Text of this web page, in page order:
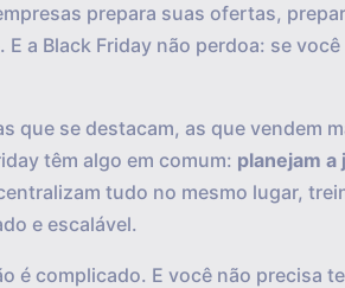
prepara suas ofertas,
. E a Black Friday não perdoa: se
que se destacam, as que vendem
têm algo em comum: planejam
tudo no mesmo lugar,
e escalável.
é complicado. E você não precisa